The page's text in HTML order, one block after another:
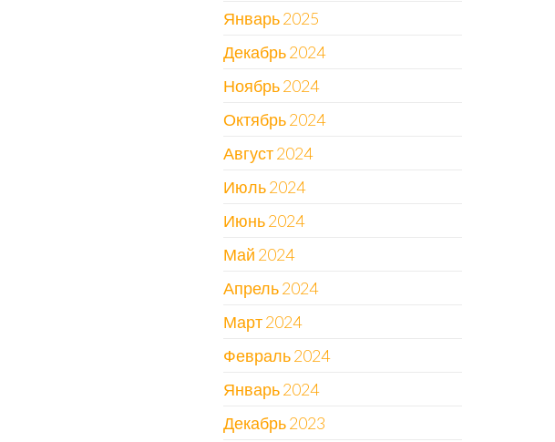
Январь 2025
Декабрь 2024
Ноябрь 2024
Октябрь 2024
Август 2024
Июль 2024
Июнь 2024
Май 2024
Апрель 2024
Март 2024
Февраль 2024
Январь 2024
Декабрь 2023